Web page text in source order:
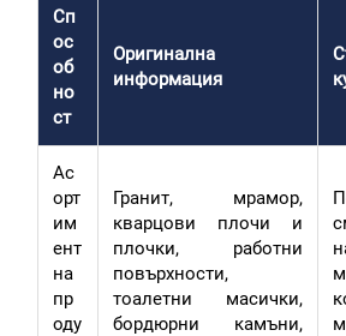
Сп
ос
об
но
ст
Оригинална
информация
Ас
орт
им
ент
на
пр
оду
Гранит, мрамор,
кварцови плочи и
плочки, работни
повърхности,
тоалетни масички,
бордюрни камъни,